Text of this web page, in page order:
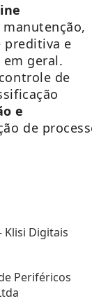
preditiva e
geral.
de
e
de
Klisi Digitais
Periféricos